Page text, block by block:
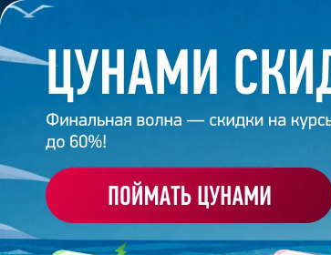
Главная
ПРЕЗЕНТАЦИЯ
DREAMROOMER